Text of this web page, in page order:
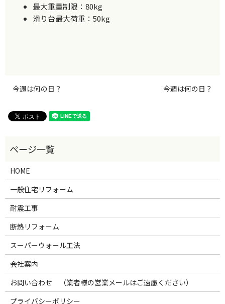
最大重量制限：80kg
滑り台最大荷重：50kg
今週は何の日？ 今週は何の日？
HOME
一般住宅リフォーム
耐震工事
断熱リフォーム
スーパーウォール工法
会社案内
お問い合わせ （業者様の営業メールはご遠慮ください）
プライバシーポリシー